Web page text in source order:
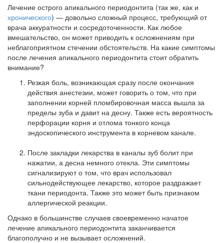
Лечение острого апикального периодонтита (так же, как и
хронического) — довольно сложный процесс, требующий от
врача аккуратности и сосредоточенности. Как любое
вмешательство, он может приводить к осложнениям при
неблагоприятном стечении обстоятельств. На какие симптомы
после лечения апикального периодонтита стоит обратить
внимание?
Резкая боль, возникающая сразу после окончания
действия анестезии, может говорить о том, что при
заполнении корней пломбировочная масса вышла за
пределы зуба и давит на десну. Также есть вероятность
перфорации корня и отлома тонкого конца
эндоскопического инструмента в корневом канале.
После закладки лекарства в каналы зуб болит при
нажатии, а десна немного отекла. Эти симптомы
сигнализируют о том, что врач использовал
сильнодействующее лекарство, которое раздражает
ткани периодонта. Также это может быть признаком
аллергической реакции.
Однако в большинстве случаев своевременно начатое
лечение апикального периодонтита заканчивается
благополучно и не вызывает осложнений.